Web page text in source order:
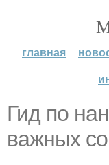
главная
Гид по
важных